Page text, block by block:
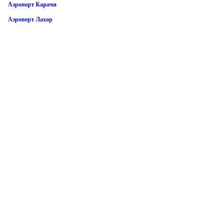
Аэропорт Карачи
Аэропорт Лахор